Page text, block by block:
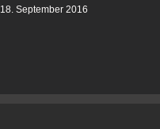
18. September 2016